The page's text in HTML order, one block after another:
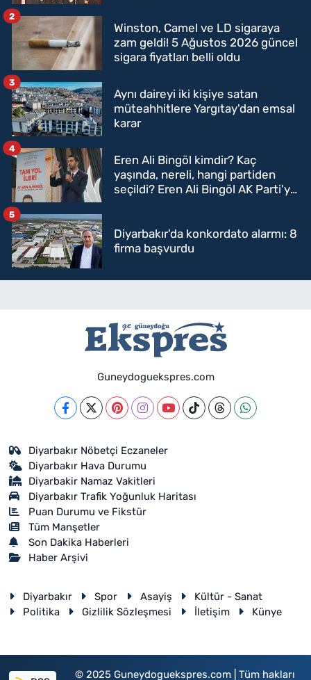
Winston, Camel ve LD sigaraya
zam geldi! 5 Ağustos 2026 güncel
sigara fiyatları belli oldu
2
Aynı daireyi iki kişiye satan
müteahhitlere Yargıtay'dan emsal
karar
3
Eren Ali Bingöl kimdir? Kaç
yaşında, nereli, hangi partiden
seçildi? Eren Ali Bingöl AK Parti'ye
4
Diyarbakır'da konkordato alarmı: 8
firma başvurdu
5
Guneydoguekspres.com
Diyarbakır Nöbetçi Eczaneler
Diyarbakır Hava Durumu
Diyarbakir Namaz Vakitleri
Diyarbakır Trafik Yoğunluk Haritası
Puan Durumu ve Fikstür
Tüm Manşetler
Son Dakika Haberleri
Haber Arşivi
Diyarbakır Spor Asayiş
Kültür - Sanat
Politika
Gizlilik Sözleşmesi İletişim Künye
© 2025 Guneydoguekspres.com | Tüm hakları